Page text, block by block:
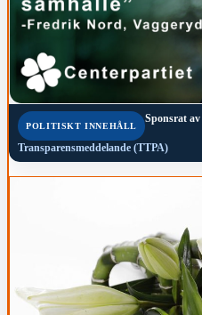
POLITISKT INNEHÅLL
Sponsrat av
Transparensmeddelande (TTPA)